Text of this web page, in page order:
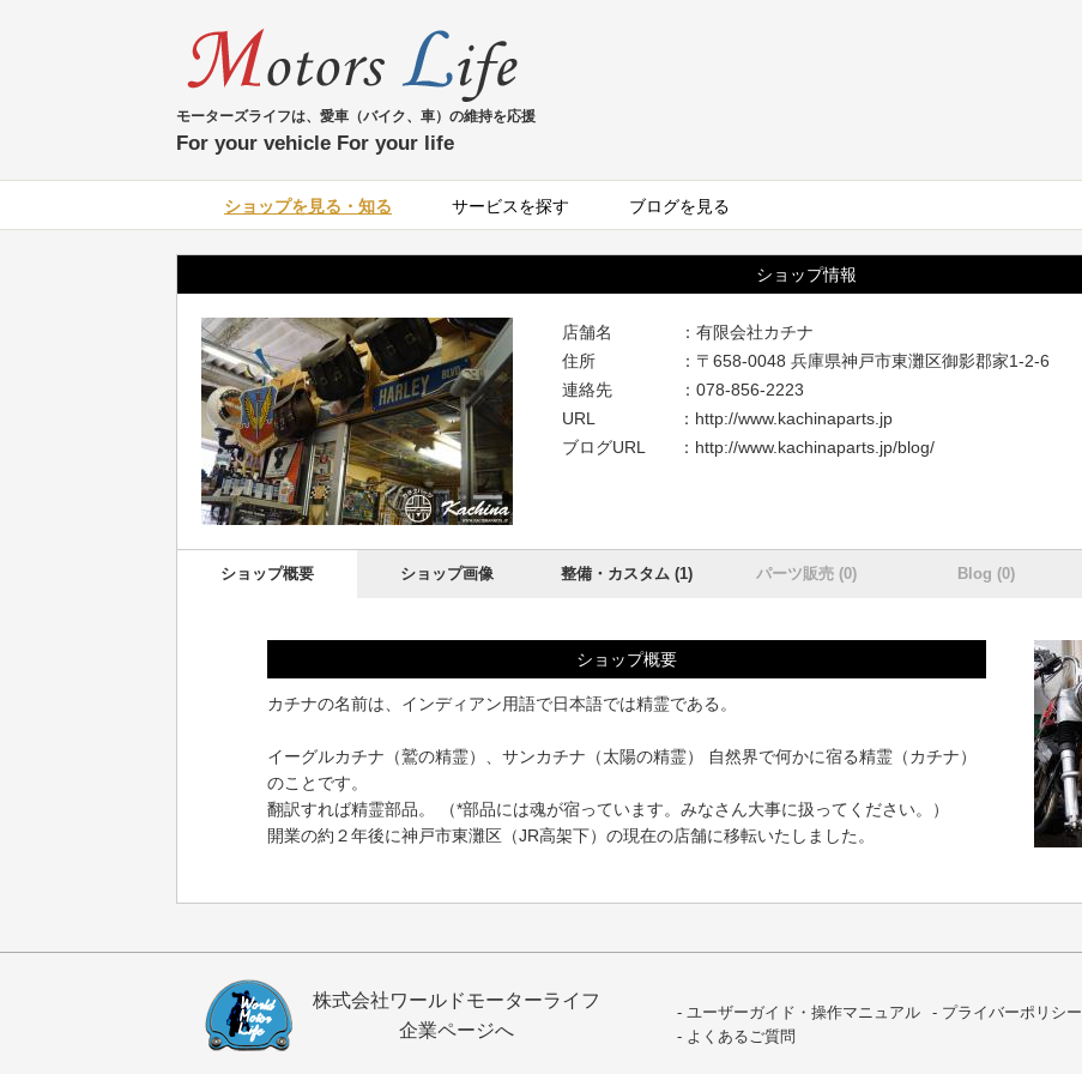
モーターズライフは、愛車（バイク、車）の維持を応援
For your vehicle For your life
ショップを見る・知る サービスを探す ブログを見る
ショップ情報
店舗名 ：有限会社カチナ
住所 ：〒658-0048 兵庫県神戸市東灘区御影郡家1-2-6
連絡先 ：078-856-2223
URL ： http://www.kachinaparts.jp
ブログURL ： http://www.kachinaparts.jp/blog/
ショップ概要 ショップ画像 整備・カスタム (1) パーツ販売 (0) Blog (0)
ショップ概要
カチナの名前は、インディアン用語で日本語では精霊である。
イーグルカチナ（鷲の精霊）、サンカチナ（太陽の精霊） 自然界で何かに宿る精霊（カチナ）
のことです。
翻訳すれば精霊部品。 （*部品には魂が宿っています。みなさん大事に扱ってください。）
開業の約２年後に神戸市東灘区（JR高架下）の現在の店舗に移転いたしました。
株式会社ワールドモーターライフ
企業ページへ
ユーザーガイド・操作マニュアル プライバーポリシー
よくあるご質問